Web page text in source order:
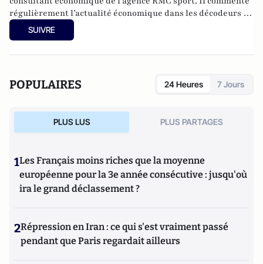
régulièrement l’actualité économique dans les décodeurs de
l’éco sur BFM Business.
SUIVRE
POPULAIRES 24 Heures 7 Jours
PLUS LUS PLUS PARTAGES
1Les Français moins riches que la moyenne
européenne pour la 3e année consécutive : jusqu'où
ira le grand déclassement ?
2Répression en Iran : ce qui s'est vraiment passé
pendant que Paris regardait ailleurs